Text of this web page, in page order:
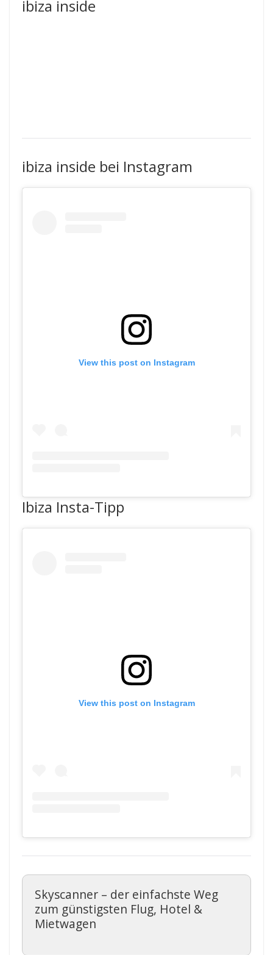
ibiza inside
ibiza inside bei Instagram
View this post on Instagram
Ibiza Insta-Tipp
View this post on Instagram
Skyscanner – der einfachste Weg
zum günstigsten Flug, Hotel &
Mietwagen